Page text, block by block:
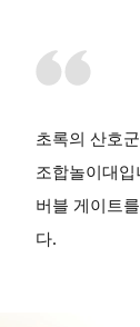
초록의 산호
조합놀이대
버블 게이트
다.